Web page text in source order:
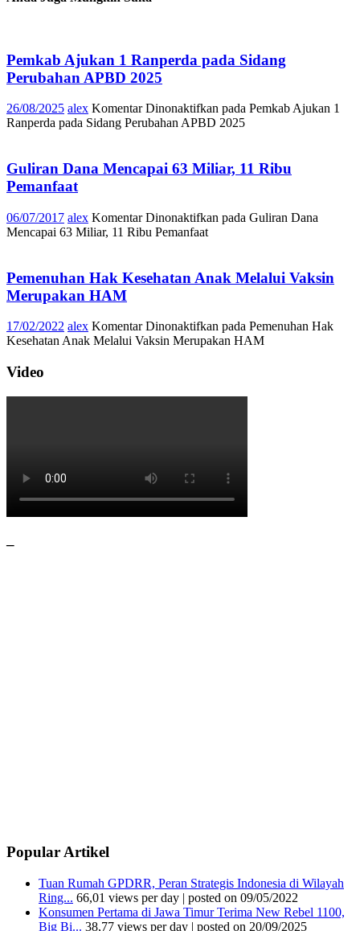
Pemkab Ajukan 1 Ranperda pada Sidang
Perubahan APBD 2025
26/08/2025 alex Komentar Dinonaktifkan pada Pemkab Ajukan 1
Ranperda pada Sidang Perubahan APBD 2025
Guliran Dana Mencapai 63 Miliar, 11 Ribu
Pemanfaat
06/07/2017 alex Komentar Dinonaktifkan pada Guliran Dana
Mencapai 63 Miliar, 11 Ribu Pemanfaat
Pemenuhan Hak Kesehatan Anak Melalui Vaksin
Merupakan HAM
17/02/2022 alex Komentar Dinonaktifkan pada Pemenuhan Hak
Kesehatan Anak Melalui Vaksin Merupakan HAM
Video
–
Popular Artikel
Tuan Rumah GPDRR, Peran Strategis Indonesia di Wilayah
Ring... 66,01 views per day | posted on 09/05/2022
Konsumen Pertama di Jawa Timur Terima New Rebel 1100,
Big Bi... 38,77 views per day | posted on 20/09/2025